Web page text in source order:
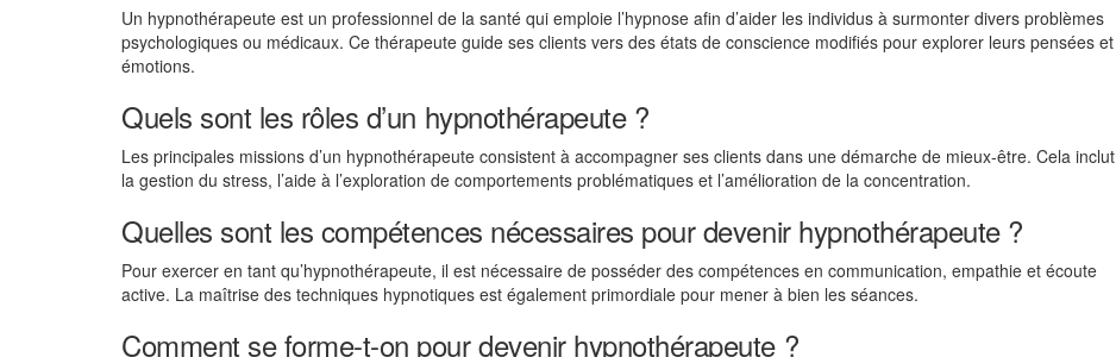
Un hypnothérapeute est un professionnel de la santé qui emploie l’hypnose afin d’aider les individus à surmonter divers problèmes
psychologiques ou médicaux. Ce thérapeute guide ses clients vers des états de conscience modifiés pour explorer leurs pensées et
émotions.
Quels sont les rôles d’un hypnothérapeute ?
Les principales missions d’un hypnothérapeute consistent à accompagner ses clients dans une démarche de mieux-être. Cela inclut
la gestion du stress, l’aide à l’exploration de comportements problématiques et l’amélioration de la concentration.
Quelles sont les compétences nécessaires pour devenir hypnothérapeute ?
Pour exercer en tant qu’hypnothérapeute, il est nécessaire de posséder des compétences en communication, empathie et écoute
active. La maîtrise des techniques hypnotiques est également primordiale pour mener à bien les séances.
Comment se forme-t-on pour devenir hypnothérapeute ?